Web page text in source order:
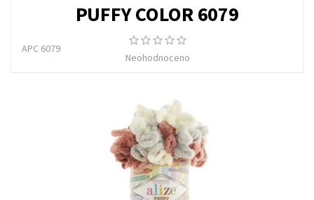
PUFFY COLOR 6079
APC 6079
Neohodnoceno